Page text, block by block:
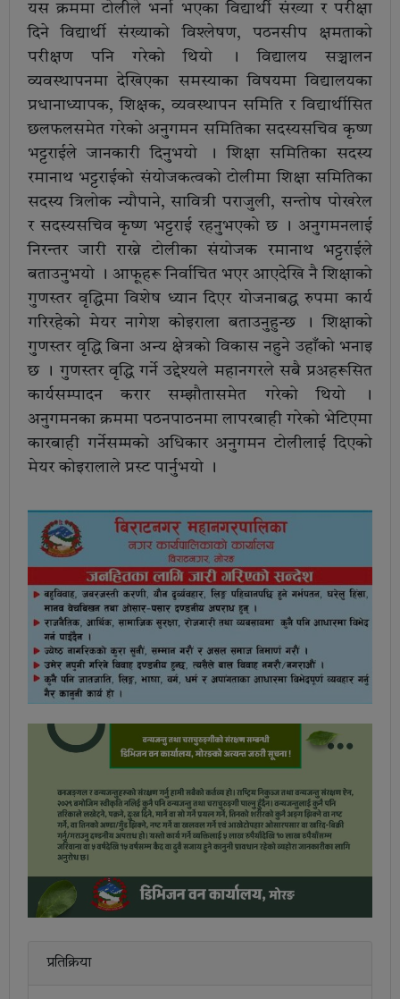
यस क्रममा टोलीले भर्ना भएका विद्यार्थी संख्या र परीक्षा
दिने विद्यार्थी संख्याको विश्लेषण, पठनसीप क्षमताको
परीक्षण पनि गरेको थियो । विद्यालय सञ्चालन
व्यवस्थापनमा देखिएका समस्याका विषयमा विद्यालयका
प्रधानाध्यापक, शिक्षक, व्यवस्थापन समिति र विद्यार्थीसित
छलफलसमेत गरेको अनुगमन समितिका सदस्यसचिव कृष्ण
भट्टराईले जानकारी दिनुभयो । शिक्षा समितिका सदस्य
रमानाथ भट्टराईको संयोजकत्वको टोलीमा शिक्षा समितिका
सदस्य त्रिलोक न्यौपाने, सावित्री पराजुली, सन्तोष पोखरेल
र सदस्यसचिव कृष्ण भट्टराई रहनुभएको छ । अनुगमनलाई
निरन्तर जारी राख्ने टोलीका संयोजक रमानाथ भट्टराईले
बताउनुभयो । आफूहरू निर्वाचित भएर आएदेखि नै शिक्षाको
गुणस्तर वृद्धिमा विशेष ध्यान दिएर योजनाबद्ध रुपमा कार्य
गरिरहेको मेयर नागेश कोइराला बताउनुहुन्छ । शिक्षाको
गुणस्तर वृद्धि बिना अन्य क्षेत्रको विकास नहुने उहाँको भनाइ
छ । गुणस्तर वृद्धि गर्ने उद्देश्यले महानगरले सबै प्रअहरूसित
कार्यसम्पादन करार सम्झौतासमेत गरेको थियो ।
अनुगमनका क्रममा पठनपाठनमा लापरबाही गरेको भेटिएमा
कारबाही गर्नेसम्मको अधिकार अनुगमन टोलीलाई दिएको
मेयर कोइरालाले प्रस्ट पार्नुभयो ।
प्रतिक्रिया